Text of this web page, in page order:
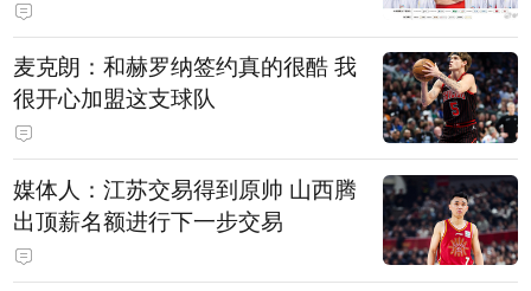
麦克朗：和赫罗纳签约真的很酷 我
很开心加盟这支球队
媒体人：江苏交易得到原帅 山西腾
出顶薪名额进行下一步交易